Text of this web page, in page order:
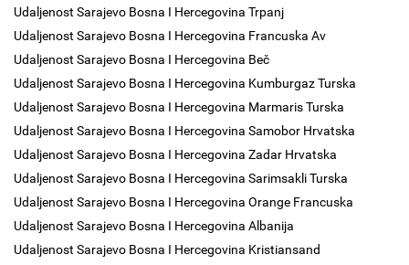
Udaljenost Sarajevo Bosna I Hercegovina Trpanj
Udaljenost Sarajevo Bosna I Hercegovina Francuska Av
Udaljenost Sarajevo Bosna I Hercegovina Beč
Udaljenost Sarajevo Bosna I Hercegovina Kumburgaz Turska
Udaljenost Sarajevo Bosna I Hercegovina Marmaris Turska
Udaljenost Sarajevo Bosna I Hercegovina Samobor Hrvatska
Udaljenost Sarajevo Bosna I Hercegovina Zadar Hrvatska
Udaljenost Sarajevo Bosna I Hercegovina Sarimsakli Turska
Udaljenost Sarajevo Bosna I Hercegovina Orange Francuska
Udaljenost Sarajevo Bosna I Hercegovina Albanija
Udaljenost Sarajevo Bosna I Hercegovina Kristiansand